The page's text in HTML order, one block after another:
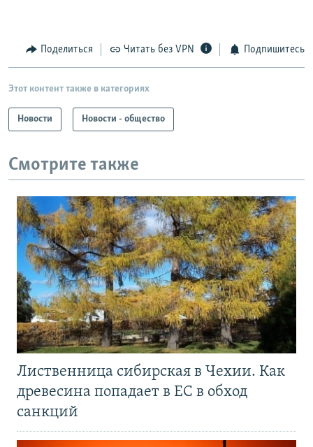
Поделиться Читать без VPN Подпишитесь
Этот контент также в категориях
Новости Новости - общество
Смотрите также
Лиственница сибирская в Чехии. Как
древесина попадает в ЕС в обход
санкций